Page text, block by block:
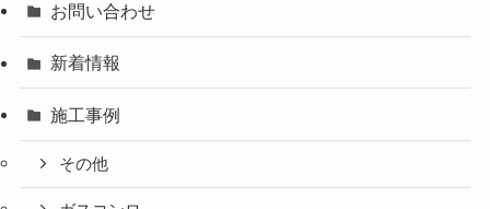
お問い合わせ
新着情報
施工事例
その他